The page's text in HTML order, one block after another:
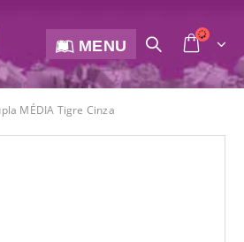
MENU
MÉDIA Tigre Cinza